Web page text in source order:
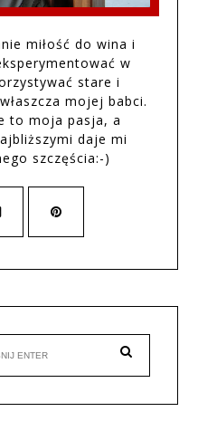
miłość do wina i
w
stare i
mojej babci.
to moja pasja, a
daje mi
szczęścia:-)